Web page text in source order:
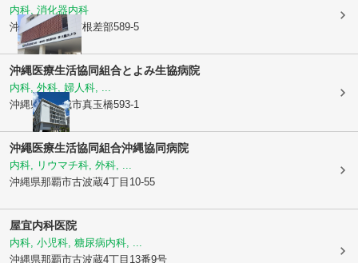
内科, 消化器内科
沖縄県豊見城市根差部589-5
沖縄医療生活協同組合とよみ生協病院
内科, 外科, 婦人科, ...
沖縄県豊見城市真玉橋593-1
沖繩医療生活協同組合沖縄協同病院
内科, リウマチ科, 外科, ...
沖縄県那覇市古波蔵4丁目10-55
屋宜内科医院
内科, 小児科, 糖尿病内科, ...
沖縄県那覇市古波蔵4丁目13番9号